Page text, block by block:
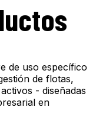
de uso específico
de flotas,
- diseñadas
en